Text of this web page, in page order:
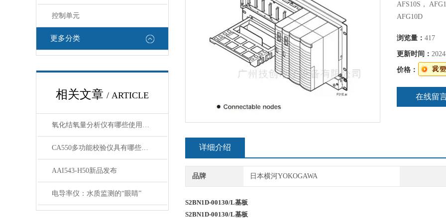
控制单元
更多分类
相关文章 / ARTICLE
氧化结氧量分析仪有哪些使用注意事项
CA550多功能校验仪具有哪些特点呢？
AAI543-H50新品发布
电导率仪：水质监测的“眼睛”
AFS10S，
AFG10D
浏览量： 417
更新时间：
价格：
在线留
详细介绍
品牌 日本横河YOKOGAWA
S2BN1D-00130/L基板
S2BN1D-00130/L基板